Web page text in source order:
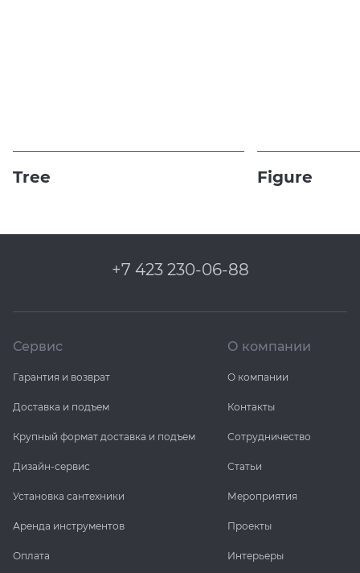
Tree Figure
+7 423 230-06-88
Сервис
Гарантия и возврат
Доставка и подъем
Крупный формат доставка и подъем
Дизайн-сервис
Установка сантехники
Аренда инструментов
Оплата
О компании
О компании
Контакты
Сотрудничество
Статьи
Мероприятия
Проекты
Интерьеры